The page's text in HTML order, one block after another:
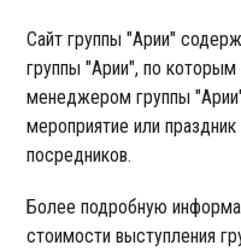
Сайт группы "Арии"
группы "Арии", по
менеджером группы
мероприятие или
посредников.
Более подробную
стоимости выступления